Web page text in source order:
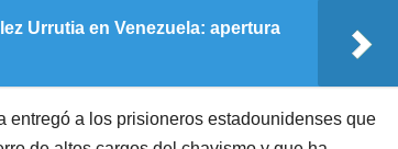
Urrutia en Venezuela: apertura
entregó a los prisioneros estadounidenses que